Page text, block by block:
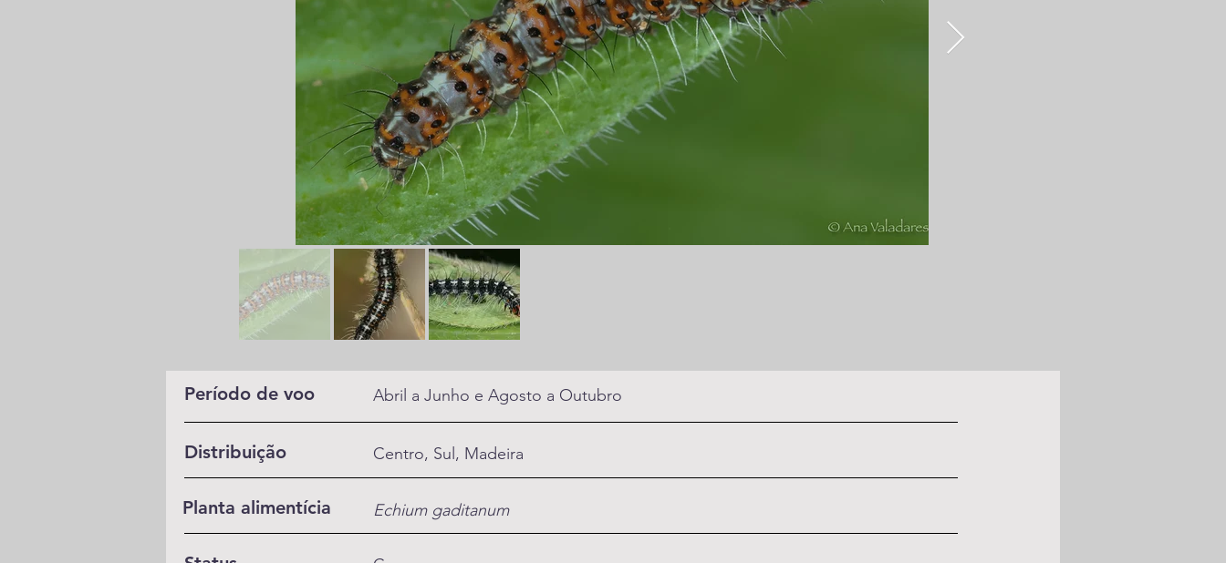
Período de voo Abril a Junho e Agosto a Outubro
Distribuição Centro, Sul, Madeira
Planta alimentícia Echium gaditanum